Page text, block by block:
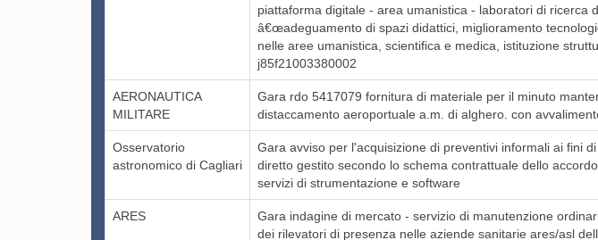
piattaforma digitale - area umanistica - laboratori di ricerca
â€œadeguamento di spazi didattici, miglioramento
nelle aree umanistica, scientifica e medica, istituzione
j85f21003380002
AERONAUTICA
MILITARE
Gara rdo 5417079 fornitura di materiale per il minuto
distaccamento aeroportuale a.m. di alghero. con
Osservatorio
astronomico di Cagliari
Gara avviso per l'acquisizione di preventivi informali ai fini
diretto gestito secondo lo schema contrattuale dello
servizi di strumentazione e software
ARES
Gara indagine di mercato - servizio di manutenzione
dei rilevatori di presenza nelle aziende sanitarie ares/asl